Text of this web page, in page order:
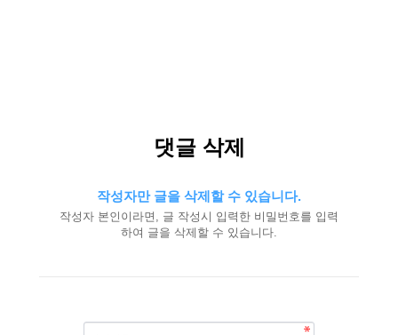
댓글 삭제
작성자만 글을 삭제할 수 있습니다.
작성자 본인이라면, 글 작성시 입력한 비밀번호를 입력
하여 글을 삭제할 수 있습니다.